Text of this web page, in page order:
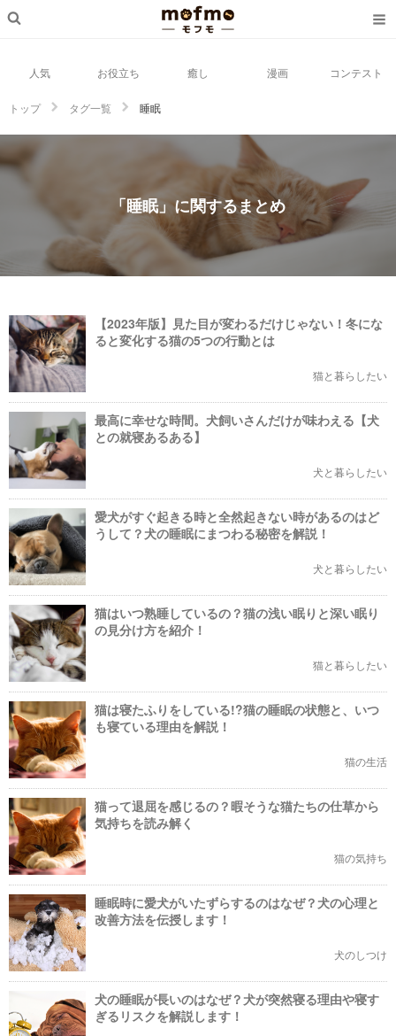
人気 お役立ち 癒し 漫画 コンテスト
トップ タグ一覧 睡眠
「睡眠」に関するまとめ
【2023年版】見た目が変わるだけじゃない！冬にな
ると変化する猫の5つの行動とは
猫と暮らしたい
最高に幸せな時間。犬飼いさんだけが味わえる【犬
との就寝あるある】
犬と暮らしたい
愛犬がすぐ起きる時と全然起きない時があるのはど
うして？犬の睡眠にまつわる秘密を解説！
犬と暮らしたい
猫はいつ熟睡しているの？猫の浅い眠りと深い眠り
の見分け方を紹介！
猫と暮らしたい
猫は寝たふりをしている!?猫の睡眠の状態と、いつ
も寝ている理由を解説！
猫の生活
猫って退屈を感じるの？暇そうな猫たちの仕草から
気持ちを読み解く
猫の気持ち
睡眠時に愛犬がいたずらするのはなぜ？犬の心理と
改善方法を伝授します！
犬のしつけ
犬の睡眠が長いのはなぜ？犬が突然寝る理由や寝す
ぎるリスクを解説します！